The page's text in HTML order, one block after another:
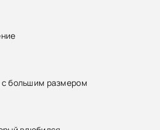
с большим размером